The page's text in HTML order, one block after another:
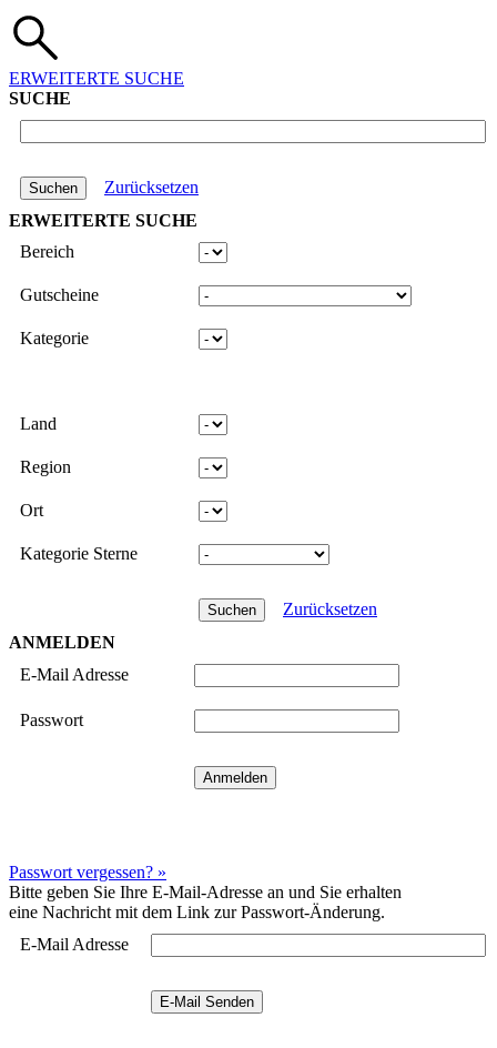
ERWEITERTE SUCHE
SUCHE
Zurücksetzen
ERWEITERTE SUCHE
Bereich
Gutscheine
Kategorie
Land
Region
Ort
Kategorie Sterne
Zurücksetzen
ANMELDEN
E-Mail Adresse
Passwort
Passwort vergessen? »
Bitte geben Sie Ihre E-Mail-Adresse an und Sie erhalten
eine Nachricht mit dem Link zur Passwort-Änderung.
E-Mail Adresse